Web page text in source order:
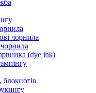
чорнила
(dye ink)
блокнотів